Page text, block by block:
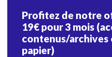
Profitez de notre
19€ pour 3 mois
contenus/archives
papier)